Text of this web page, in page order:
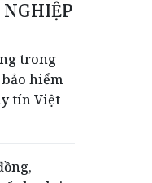
trong
bảo hiểm
tín Việt